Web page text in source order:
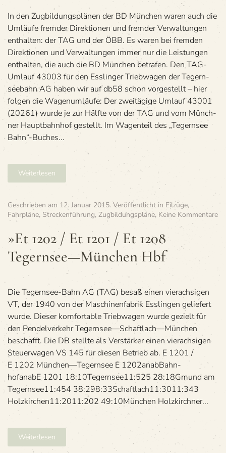
Teil I
In den Zug­bil­dungs­plä­nen der BD Mün­chen waren auch die
Umläufe frem­der Direk­tio­nen und frem­der Ver­wal­tun­gen
ent­hal­ten: der TAG und der ÖBB. Es waren bei frem­den
Direk­tio­nen und Ver­wal­tun­gen immer nur die Leis­tun­gen
ent­hal­ten, die auch die BD Mün­chen betra­fen. Den TAG-
Umlauf 43003 für den Ess­lin­ger Trieb­wa­gen der Tegern­
see­bahn AG haben wir auf db58 schon vor­ge­stellt – hier
fol­gen die Wagenumläufe: Der zwei­tä­gige Umlauf 43001
(20261) wurde je zur Hälfte von der TAG und vom Münch­
ner Haupt­bahn­hof gestellt. Im Wagen­teil des „Tegern­see
Bahn“-Buches...
Weiterlesen
Geschrieben am 12. Januar 2015. Veröffentlicht in Eilzüge,
Fahrpläne, Streckenführung, Zugbildungspläne. Keine Kommentarezu
»Et 1202 / Et 1201 / Et 1208
Tegernsee—München Hbf
Die Tegern­see-Bahn AG (TAG) besaß einen vier­ach­si­gen
VT, der 1940 von der Maschi­nen­fa­brik Ess­lin­gen gelie­fert
wurde. Die­ser kom­for­ta­ble Trieb­wa­gen wurde gezielt für
den Pen­del­ver­kehr Tegernsee—Schaftlach—München
beschafft. Die DB stellte als Ver­stär­ker einen vier­ach­si­gen
Steu­er­wa­gen VS 145 für die­sen Betrieb ab. E 1201 /
E 1202 München—Tegernsee E 1202anabBahn­
hofanabE 1201 18:10Tegern­see11:525 28:18Gmund am
Tegernsee11:454 38:298:33Schaft­lach11:3011:343
Holz­kir­chen11:2011:202 49:10Mün­chen Holz­kirch­ner...
Weiterlesen